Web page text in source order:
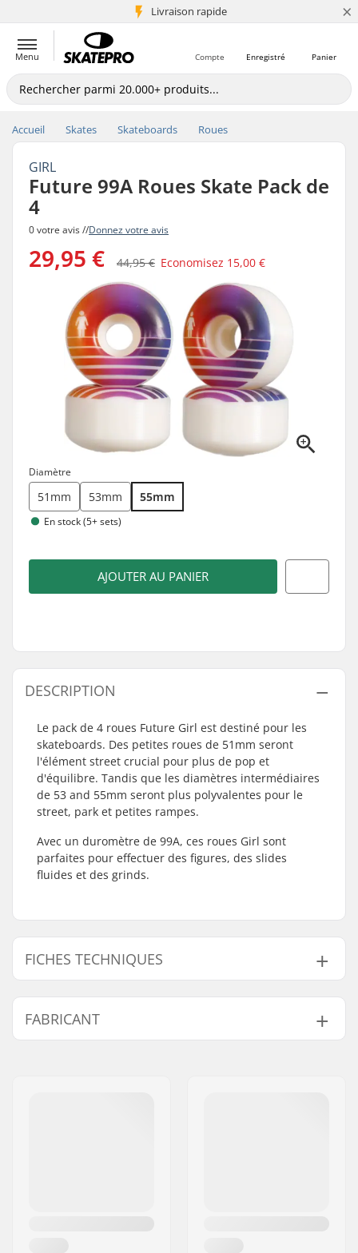
Livraison rapide
+5 mio de clients ×
Menu Panier
Enregistré
Compte
Accueil Skates Skateboards Roues
GIRL
Future 99A Roues Skate Pack de
4
0 votre avis //Donnez votre avis
29,95 € 44,95 € Economisez 15,00 €
Diamètre
51mm 53mm 55mm
En stock (5+ sets)
AJOUTER AU PANIER
DESCRIPTION
Le pack de 4 roues Future Girl est destiné pour les
skateboards. Des petites roues de 51mm seront
l'élément street crucial pour plus de pop et
d'équilibre. Tandis que les diamètres intermédiaires
de 53 and 55mm seront plus polyvalentes pour le
street, park et petites rampes.
Avec un duromètre de 99A, ces roues Girl sont
parfaites pour effectuer des figures, des slides
fluides et des grinds.
FICHES TECHNIQUES
Diamètre de la roue:
51mm, 53mm, 55mm
Roulements:
Dureté des roues:
99A
FABRICANT